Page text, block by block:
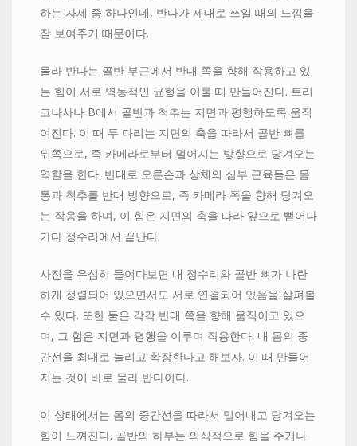
하는 자세 중 하나인데, 반다가 제대로 쓰일 때의 느낌을
잘 보여주기 때문이다.
물라 반다는 골반 부근에서 반대 쪽을 향해 작용하고 있
는 힘이 서로 역동적인 균형을 이룰 때 만들어진다. 트리
코나사나 B에서 골반과 척추는 지면과 평행하도록 움직
여진다. 이 때 두 다리는 지면의 축을 따라서 골반 뼈를
뒤쪽으로, 즉 카메라로부터 멀어지는 방향으로 당겨오는
역할을 한다. 반대로 오른손과 상체의 심부 근육들은 몸
통과 척추를 반대 방향으로, 즉 카메라 쪽을 향해 당겨오
는 작용을 하며, 이 힘은 지면의 축을 따라 앞으로 뻗어나
가다 정수리에서 끝난다.
사진을 유심히 들여다보면 내 정수리와 골반 뼈가 나란
하게 정렬되어 있으면서도 서로 연결되어 있음을 살펴볼
수 있다. 또한 둘은 각각 반대 쪽을 향해 움직이고 있으
며, 그 힘은 지면과 평행을 이루며 작용한다. 내 몸의 중
간선을 최대로 늘리고 확장한다고 해보자. 이 때 만들어
지는 것이 바로 물라 반다이다.
이 상태에서는 몸의 중간선을 따라서 밀어내고 당겨오는
힘이 느껴진다. 골반의 하부는 의식적으로 힘을 주거나